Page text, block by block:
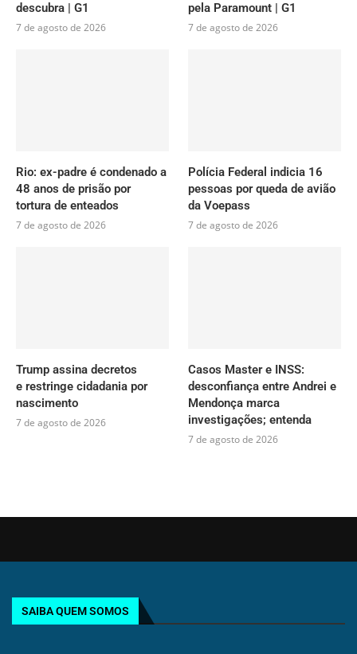
descubra | G1
7 de agosto de 2026
pela Paramount | G1
7 de agosto de 2026
Rio: ex-padre é condenado a
48 anos de prisão por
tortura de enteados
7 de agosto de 2026
Polícia Federal indicia 16
pessoas por queda de avião
da Voepass
7 de agosto de 2026
Trump assina decretos
e restringe cidadania por
nascimento
7 de agosto de 2026
Casos Master e INSS:
desconfiança entre Andrei e
Mendonça marca
investigações; entenda
7 de agosto de 2026
SAIBA QUEM SOMOS